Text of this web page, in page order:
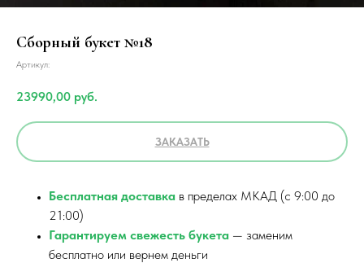
Сборный букет №18
Артикул:
23990,00 руб.
ЗАКАЗАТЬ
Бесплатная доставка в пределах МКАД (с 9:00 до
21:00)
Гарантируем свежесть букета — заменим
бесплатно или вернем деньги